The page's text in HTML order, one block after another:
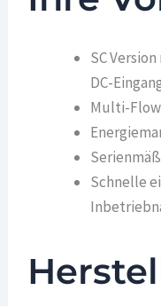
SC
DC-
Multi-
Schnelle